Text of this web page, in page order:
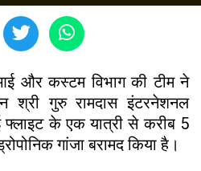
और कस्टम विभाग की टीम ने
श्री गुरु रामदास इंटरनेशनल
के एक यात्री से करीब 5
गांजा बरामद किया है।